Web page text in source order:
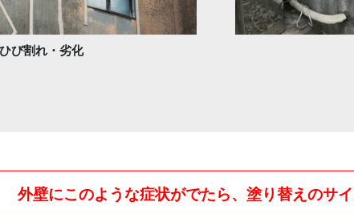
ひび割れ・劣化
外壁にこのような症状がでたら、塗り替えのサイ